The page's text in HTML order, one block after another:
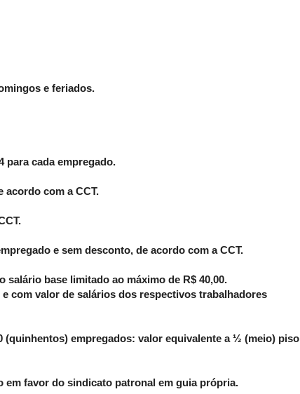
e feriados.
para cada empregado.
acordo com a CCT.
e sem desconto, de acordo com a CCT.
base limitado ao máximo de R$ 40,00.
com valor de salários dos respectivos trabalhadores
(quinhentos) empregados: valor equivalente a ½ (meio) piso
em favor do sindicato patronal em guia própria.